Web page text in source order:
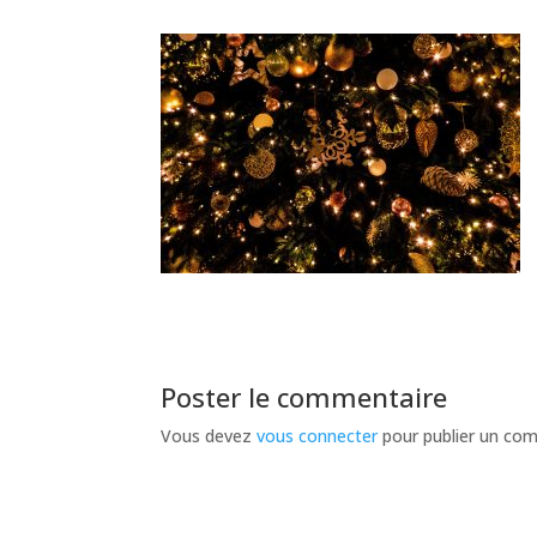
Poster le commentaire
Vous devezvous connecterpour publier un